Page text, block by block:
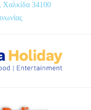
Χαλκίδα 34100